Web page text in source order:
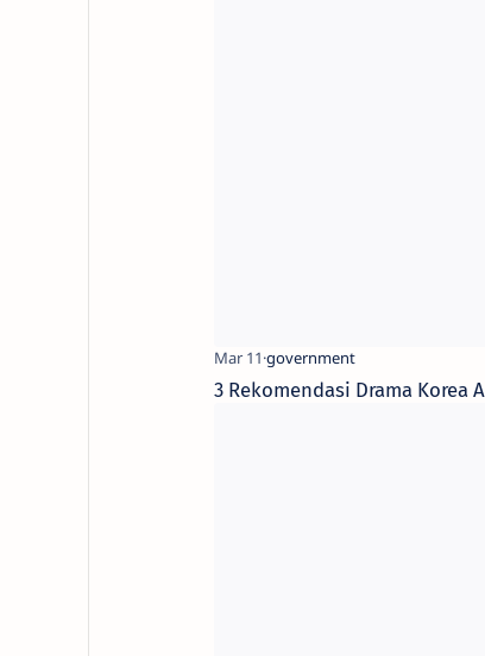
3 Rekomendasi Drama Korea